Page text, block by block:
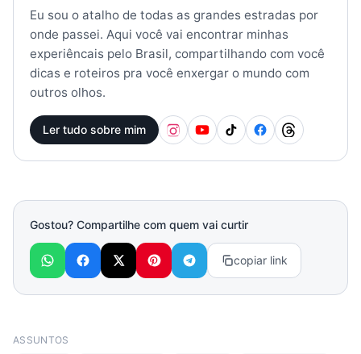
Eu sou o atalho de todas as grandes estradas por
onde passei. Aqui você vai encontrar minhas
experiêncais pelo Brasil, compartilhando com você
dicas e roteiros pra você enxergar o mundo com
outros olhos.
Ler tudo sobre mim
Gostou? Compartilhe com quem vai curtir
copiar link
ASSUNTOS